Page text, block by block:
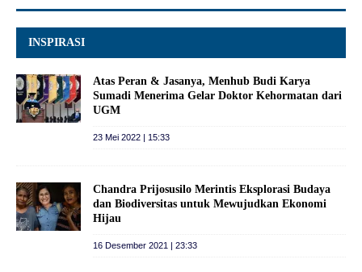
INSPIRASI
Atas Peran & Jasanya, Menhub Budi Karya
Sumadi Menerima Gelar Doktor Kehormatan dari
UGM
23 Mei 2022 | 15:33
Chandra Prijosusilo Merintis Eksplorasi Budaya
dan Biodiversitas untuk Mewujudkan Ekonomi
Hijau
16 Desember 2021 | 23:33